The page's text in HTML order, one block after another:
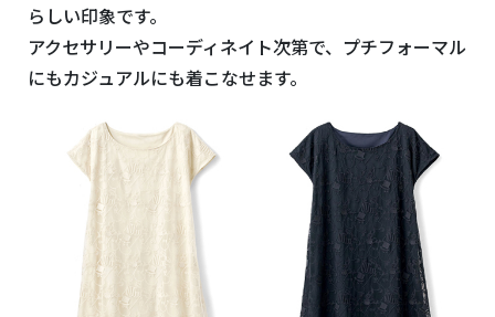
らしい印象です。
アクセサリーやコーディネイト次第で、プチフォーマル
にもカジュアルにも着こなせます。